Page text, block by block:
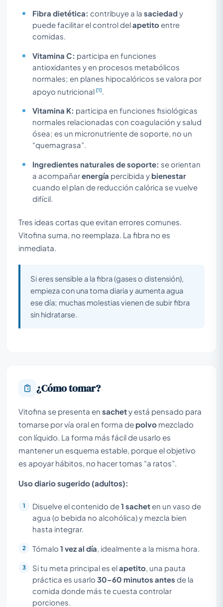
Fibra dietética: contribuye a la saciedad y
puede facilitar el control delapetito entre
comidas.
Vitamina C: participa en funciones
antioxidantes y en procesos metabólicos
normales; en planes hipocalóricos se valora por
apoyo nutricional [1]
Vitamina K: participa en funciones fisiológicas
normales relacionadas con coagulación y salud
ósea; es un micronutriente de soporte, no un
“quemagrasa”.
Ingredientes naturales de soporte: se orientan
a acompañarenergía percibida y bienestar
cuando el plan de reducción calórica se vuelve
difícil.
Tres ideas cortas que evitan errores comunes.
Vitofina suma, no reemplaza. La fibra no es
inmediata.
Si eres sensible a la fibra (gases o distensión),
empieza con una toma diaria y aumenta agua
ese día; muchas molestias vienen de subir fibra
sin hidratarse.
¿Cómo tomar?
Vitofina se presenta en sachety está pensado para
tomarse por vía oral en forma de polvo mezclado
con líquido. La forma más fácil de usarlo es
mantener un esquema estable, porque el objetivo
es apoyar hábitos, no hacer tomas “a ratos”.
Uso diario sugerido (adultos):
Disuelve el contenido de1 sacheten un vaso de
agua (o bebida no alcohólica) y mezcla bien
hasta integrar.
Tómalo 1 vez al día, idealmente a la misma hora.
Si tu meta principal es elapetito, una pauta
práctica es usarlo 30–60 minutos antes de la
comida donde más te cuesta controlar
porciones.